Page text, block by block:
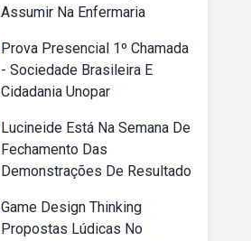
Assumir Na Enfermaria
Prova Presencial 1º Chamada
- Sociedade Brasileira E
Cidadania Unopar
Lucineide Está Na Semana De
Fechamento Das
Demonstrações De Resultado
Game Design Thinking
Propostas Lúdicas No